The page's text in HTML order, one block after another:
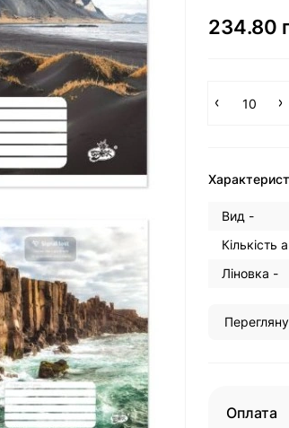
234.80
Вид -
Кількість
Ліновка -
Оплата